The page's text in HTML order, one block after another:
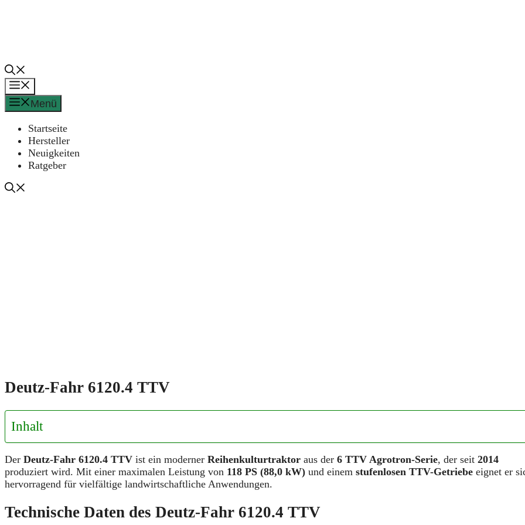
Menü
Startseite
Hersteller
Neuigkeiten
Ratgeber
Deutz-Fahr 6120.4 TTV
Inhalt
Der Deutz-Fahr 6120.4 TTV ist ein moderner Reihenkulturtraktor aus der 6 TTV Agrotron-Serie, der seit 2014
produziert wird. Mit einer maximalen Leistung von 118 PS (88,0 kW) und einem stufenlosen TTV-Getriebe eignet er
hervorragend für vielfältige landwirtschaftliche Anwendungen.
Technische Daten des Deutz-Fahr 6120.4 TTV